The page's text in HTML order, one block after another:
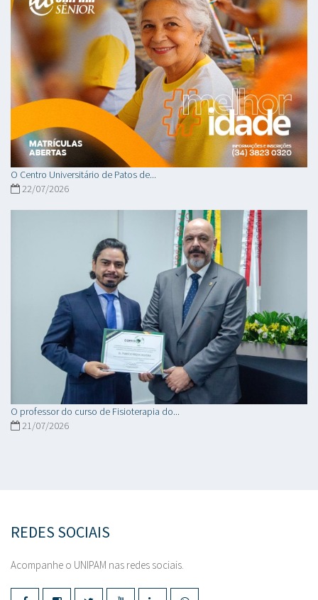
O Centro Universitário de Patos de...
22/07/2026
O professor do curso de Fisioterapia do...
21/07/2026
REDES SOCIAIS
Acompanhe o UNIPAM nas redes sociais.